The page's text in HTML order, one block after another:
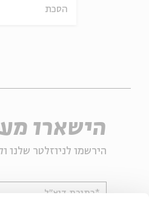
הסכת
הישארו
הירשמו לניוזלטר שלנו
*כתובת דוא"ל